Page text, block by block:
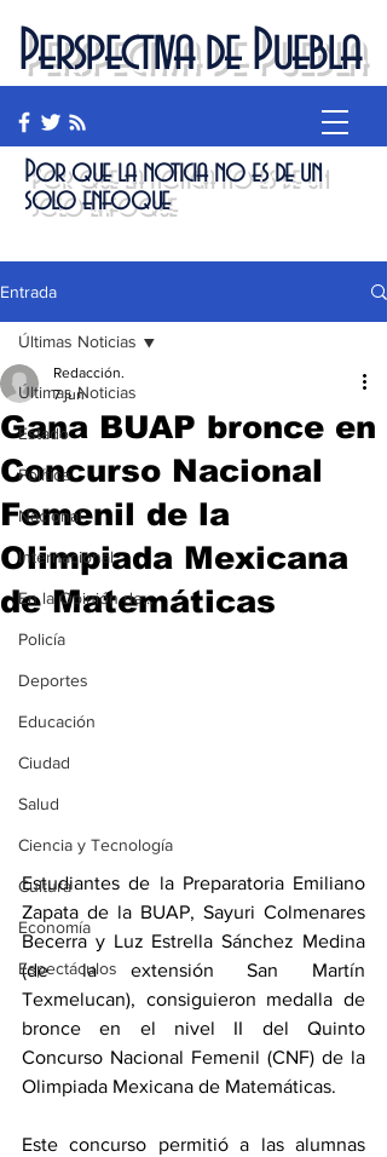
Perspectiva de Puebla
Por que la noticia no es de un
solo enfoque
Entrada
Últimas Noticias
Estado
Política
Nacional
Internacional
En la Opinión de...
Policía
Deportes
Educación
Ciudad
Salud
Ciencia y Tecnología
Cultura
Economía
Espectáculos
Últimas Noticias
Gana BUAP bronce en
Concurso Nacional
Femenil de la
Olimpiada Mexicana
de Matemáticas
Redacción.
7 jun
Estudiantes de la Preparatoria Emiliano
Zapata de la BUAP, Sayuri Colmenares
Becerra y Luz Estrella Sánchez Medina
(de la extensión San Martín
Texmelucan), consiguieron medalla de
bronce en el nivel II del Quinto
Concurso Nacional Femenil (CNF) de la
Olimpiada Mexicana de Matemáticas.
Este concurso permitió a las alumnas